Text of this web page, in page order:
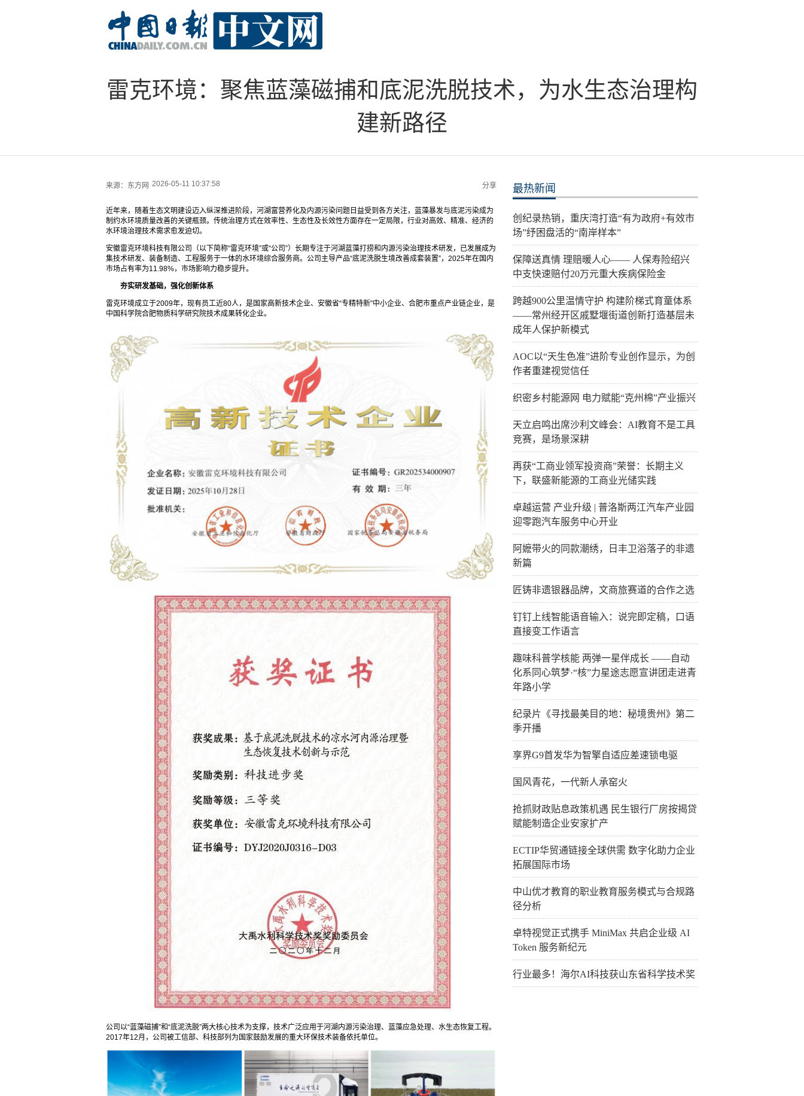
雷克环境：聚焦蓝藻磁捕和底泥洗脱技术，为水生态治理构
建新路径
来源： 东方网 2026-05-11 10:37:58 分享
近年来，随着生态文明建设迈入纵深推进阶段，河湖富营养化及内源污染问题日益受到各方关注，蓝藻暴发与底泥污染成为
制约水环境质量改善的关键瓶颈。传统治理方式在效率性、生态性及长效性方面存在一定局限，行业对高效、精准、经济的
水环境治理技术需求愈发迫切。
安徽雷克环境科技有限公司（以下简称“雷克环境”或“公司”）长期专注于河湖蓝藻打捞和内源污染治理技术研发，已发展成为
集技术研发、装备制造、工程服务于一体的水环境综合服务商。公司主导产品“底泥洗脱生境改善成套装置”，2025年在国内
市场占有率为11.98%，市场影响力稳步提升。
夯实研发基础，强化创新体系
雷克环境成立于2009年，现有员工近80人，是国家高新技术企业、安徽省“专精特新”中小企业、合肥市重点产业链企业，是
中国科学院合肥物质科学研究院技术成果转化企业。
公司以“蓝藻磁捕”和“底泥洗脱”两大核心技术为支撑，技术广泛应用于河湖内源污染治理、蓝藻应急处理、水生态恢复工程。
2017年12月，公司被工信部、科技部列为国家鼓励发展的重大环保技术装备依托单位。
最热新闻
创纪录热销，重庆湾打造“有为政府+有效市
场”纾困盘活的“南岸样本”
保障送真情 理赔暖人心—— 人保寿险绍兴
中支快速赔付20万元重大疾病保险金
跨越900公里温情守护 构建阶梯式育童体系
——常州经开区戚墅堰街道创新打造基层未
成年人保护新模式
AOC以“天生色准”进阶专业创作显示，为创
作者重建视觉信任
织密乡村能源网 电力赋能“克州棉”产业振兴
天立启鸣出席沙利文峰会：AI教育不是工具
竞赛，是场景深耕
再获“工商业领军投资商”荣誉：长期主义
下，联盛新能源的工商业光储实践
卓越运营 产业升级 | 普洛斯两江汽车产业园
迎零跑汽车服务中心开业
阿嬷带火的同款潮绣，日丰卫浴落子的非遗
新篇
匠铸非遗银器品牌，文商旅赛道的合作之选
钉钉上线智能语音输入：说完即定稿，口语
直接变工作语言
趣味科普学核能 两弹一星伴成长 ——自动
化系同心筑梦·“核”力星途志愿宣讲团走进青
年路小学
纪录片《寻找最美目的地：秘境贵州》第二
季开播
享界G9首发华为智擎自适应差速锁电驱
国风青花，一代新人承窑火
抢抓财政贴息政策机遇 民生银行厂房按揭贷
赋能制造企业安家扩产
ECTIP华贸通链接全球供需 数字化助力企业
拓展国际市场
中山优才教育的职业教育服务模式与合规路
径分析
卓特视觉正式携手 MiniMax 共启企业级 AI
Token 服务新纪元
行业最多！海尔AI科技获山东省科学技术奖